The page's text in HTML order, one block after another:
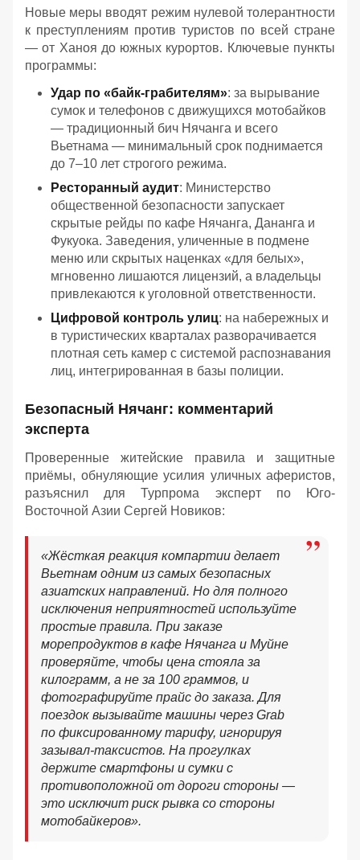
Новые меры вводят режим нулевой толерантности
к преступлениям против туристов по всей стране
— от Ханоя до южных курортов. Ключевые пункты
программы:
Удар по «байк-грабителям»: за вырывание
сумок и телефонов с движущихся мотобайков
— традиционный бич Нячанга и всего
Вьетнама — минимальный срок поднимается
до 7–10 лет строгого режима.
Ресторанный аудит: Министерство
общественной безопасности запускает
скрытые рейды по кафе Нячанга, Дананга и
Фукуока. Заведения, уличенные в подмене
меню или скрытых наценках «для белых»,
мгновенно лишаются лицензий, а владельцы
привлекаются к уголовной ответственности.
Цифровой контроль улиц: на набережных и
в туристических кварталах разворачивается
плотная сеть камер с системой распознавания
лиц, интегрированная в базы полиции.
Безопасный Нячанг: комментарий
эксперта
Проверенные житейские правила и защитные
приёмы, обнуляющие усилия уличных аферистов,
разъяснил для Турпрома эксперт по Юго-
Восточной Азии Сергей Новиков:
«Жёсткая реакция компартии делает
Вьетнам одним из самых безопасных
азиатских направлений. Но для полного
исключения неприятностей используйте
простые правила. При заказе
морепродуктов в кафе Нячанга и Муйне
проверяйте, чтобы цена стояла за
килограмм, а не за 100 граммов, и
фотографируйте прайс до заказа. Для
поездок вызывайте машины через Grab
по фиксированному тарифу, игнорируя
зазывал-таксистов. На прогулках
держите смартфоны и сумки с
противоположной от дороги стороны —
это исключит риск рывка со стороны
мотобайкеров».